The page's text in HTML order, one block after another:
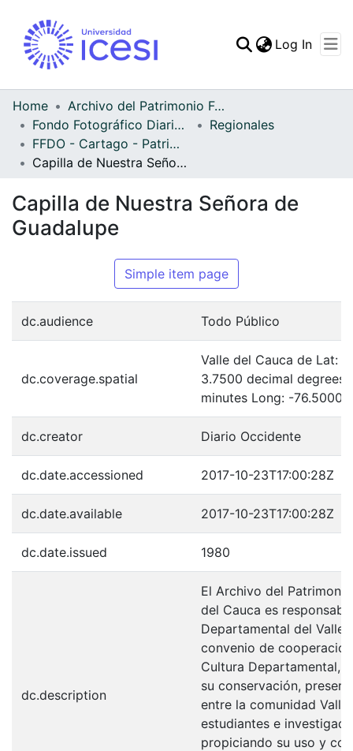
Statistics
Log In
Home
Archivo del Patrimonio Fotográfico y Fílmico del Valle del Cauca
Fondo Fotográfico Diario Occidente
Regionales
FFDO - Cartago - Patrimonial
Capilla de Nuestra Señora de Guadalupe
Capilla de Nuestra Señora de
Guadalupe
Simple item page
dc.audience Todo Público
dc.coverage.spatial
Valle del Cauca de Lat:
3.7500 decimal degrees
minutes Long: -76.5000
dc.creator Diario Occidente
dc.date.accessioned 2017-10-23T17:00:28Z
dc.date.available 2017-10-23T17:00:28Z
dc.date.issued 1980
dc.description
El Archivo del
del Cauca es
Departamental del Valle
convenio de
Cultura Departamental,
su conservación,
entre la comunidad
estudiantes e
propiciando su uso y